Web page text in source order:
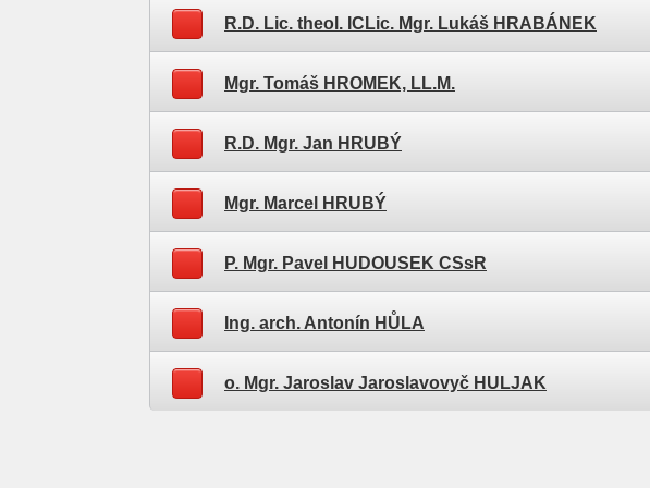
R.D. Lic. theol. ICLic. Mgr. Lukáš HRABÁNEK
Mgr. Tomáš HROMEK, LL.M.
R.D. Mgr. Jan HRUBÝ
Mgr. Marcel HRUBÝ
P. Mgr. Pavel HUDOUSEK CSsR
Ing. arch. Antonín HŮLA
o. Mgr. Jaroslav Jaroslavovyč HULJAK